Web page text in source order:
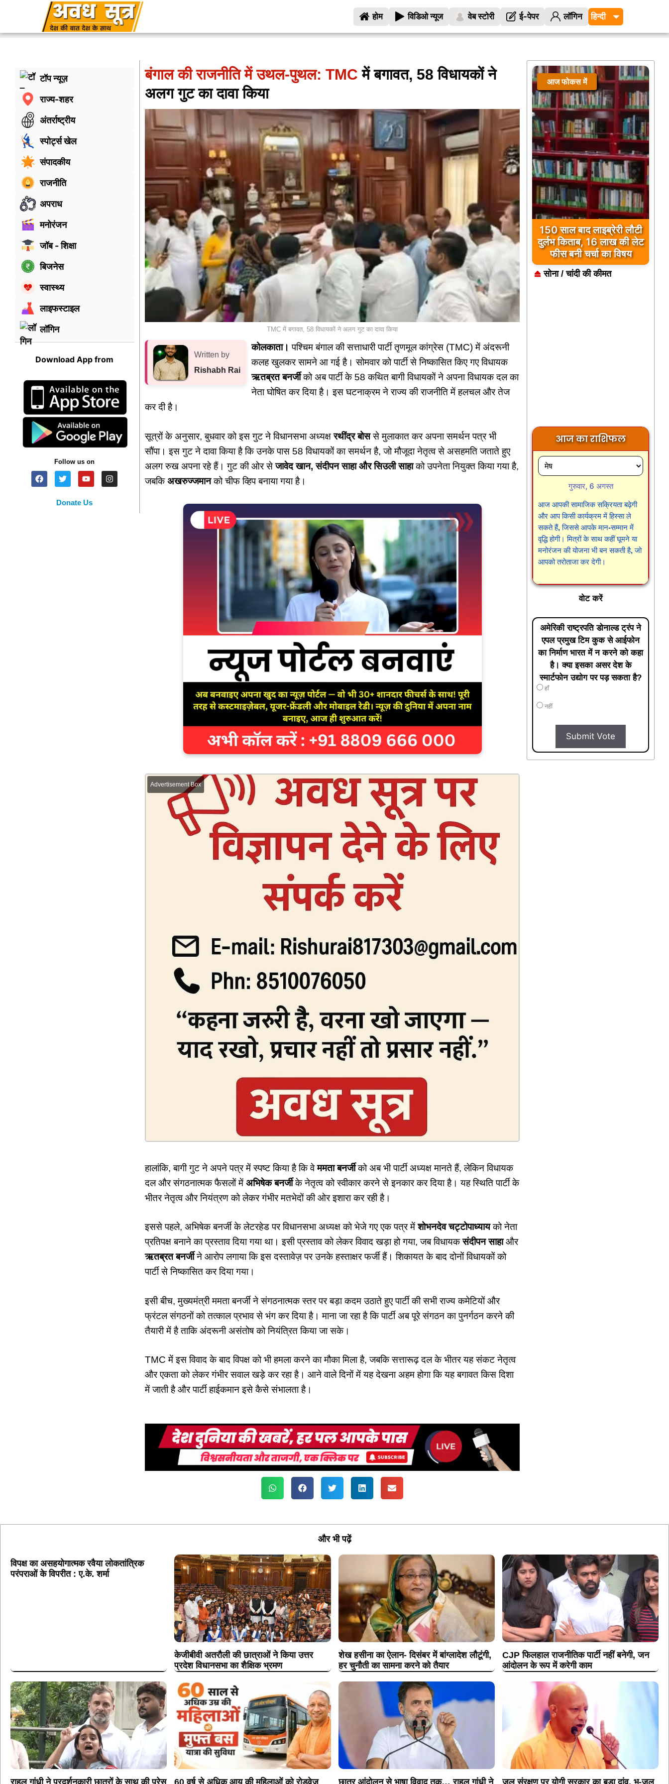
होम विडिओ न्यूज वेब स्टोरी ई-पेपर लॉगिन
टॉप न्यूज़
राज्य-शहर
अंतर्राष्ट्रीय
स्पोर्ट्स खेल
संपादकीय
राजनीति
अपराध
मनोरंजन
जॉब - शिक्षा
बिजनेस
स्वास्थ्य
लाइफस्टाइल
लॉगिन
Download App from
Follow us on
Donate Us
बंगाल की राजनीति में उथल-पुथल: TMC में बगावत, 58 विधायकों ने
अलग गुट का दावा किया
TMC में बगावत, 58 विधायकों ने अलग गुट का दावा किया
Written by
Rishabh Rai
कोलकाता। पश्चिम बंगाल की सत्ताधारी पार्टी तृणमूल कांग्रेस (TMC) में अंदरूनी
कलह खुलकर सामने आ गई है। सोमवार को पार्टी से निष्कासित किए गए विधायक
ऋतब्रत बनर्जीको अब पार्टी के 58 कथित बागी विधायकों ने अपना विधायक दल का
नेता घोषित कर दिया है। इस घटनाक्रम ने राज्य की राजनीति में हलचल और तेज
कर दी है।
सूत्रों के अनुसार, बुधवार को इस गुट ने विधानसभा अध्यक्षरथींद्र बोससे मुलाकात कर अपना समर्थन पत्र भी
सौंपा। इस गुट ने दावा किया है कि उनके पास 58 विधायकों का समर्थन है, जो मौजूदा नेतृत्व से असहमति जताते हुए
अलग रुख अपना रहे हैं। गुट की ओर सेजावेद खान, संदीपन साहा और सिउली साहाको उपनेता नियुक्त किया गया है,
जबकिअखरुज्जमानको चीफ व्हिप बनाया गया है।
Advertisement Box
हालांकि, बागी गुट ने अपने पत्र में स्पष्ट किया है कि वेममता बनर्जीको अब भी पार्टी अध्यक्ष मानते हैं, लेकिन विधायक
दल और संगठनात्मक फैसलों में अभिषेक बनर्जीके नेतृत्व को स्वीकार करने से इनकार कर दिया है। यह स्थिति पार्टी के
भीतर नेतृत्व और नियंत्रण को लेकर गंभीर मतभेदों की ओर इशारा कर रही है।
इससे पहले, अभिषेक बनर्जी के लेटरहेड पर विधानसभा अध्यक्ष को भेजे गए एक पत्र मेंशोभनदेव चट्टोपाध्यायको नेता
प्रतिपक्ष बनाने का प्रस्ताव दिया गया था। इसी प्रस्ताव को लेकर विवाद खड़ा हो गया, जब विधायकसंदीपन साहाऔर
ऋतब्रत बनर्जीने आरोप लगाया कि इस दस्तावेज़ पर उनके हस्ताक्षर फर्जी हैं। शिकायत के बाद दोनों विधायकों को
पार्टी से निष्कासित कर दिया गया।
इसी बीच, मुख्यमंत्री ममता बनर्जी ने संगठनात्मक स्तर पर बड़ा कदम उठाते हुए पार्टी की सभी राज्य कमेटियों और
फ्रंटल संगठनों को तत्काल प्रभाव से भंग कर दिया है। माना जा रहा है कि पार्टी अब पूरे संगठन का पुनर्गठन करने की
तैयारी में है ताकि अंदरूनी असंतोष को नियंत्रित किया जा सके।
TMC में इस विवाद के बाद विपक्ष को भी हमला करने का मौका मिला है, जबकि सत्तारूढ़ दल के भीतर यह संकट नेतृत्व
और एकता को लेकर गंभीर सवाल खड़े कर रहा है। आने वाले दिनों में यह देखना अहम होगा कि यह बगावत किस दिशा
में जाती है और पार्टी हाईकमान इसे कैसे संभालता है।
आज फोकस में
150 साल बाद लाइब्रेरी लौटी
दुर्लभ किताब, 16 लाख की लेट
फीस बनी चर्चा का विषय
सोना / चांदी की कीमत
आज का राशिफल
गुरुवार, 6 अगस्त
आज आपकी सामाजिक सक्रियता बढ़ेगी
और आप किसी कार्यक्रम में हिस्सा ले
सकते हैं, जिससे आपके मान-सम्मान में
वृद्धि होगी। मित्रों के साथ कहीं घूमने या
मनोरंजन की योजना भी बन सकती है, जो
आपको तरोताजा कर देगी।
वोट करें
अमेरिकी राष्ट्रपति डोनाल्ड ट्रंप ने
एपल प्रमुख टिम कुक से आईफोन
का निर्माण भारत में न करने को कहा
है। क्या इसका असर देश के
स्मार्टफोन उद्योग पर पड़ सकता है?
हाँ
नहीं
Submit Vote
और भी पढ़ें
विपक्ष का असहयोगात्मक रवैया लोकतांत्रिक
परंपराओं के विपरीत : ए.के. शर्मा
केजीबीवी अतरौली की छात्राओं ने किया उत्तर
प्रदेश विधानसभा का शैक्षिक भ्रमण
शेख हसीना का ऐलान- दिसंबर में बांग्लादेश लौटूंगी,
हर चुनौती का सामना करने को तैयार
CJP फिलहाल राजनीतिक पार्टी नहीं बनेगी, जन
आंदोलन के रूप में करेगी काम
राहुल गांधी ने प्रदर्शनकारी छात्रों के साथ की प्रेस 60 वर्ष से अधिक आयु की महिलाओं को रोडवेज छात्र आंदोलन से भाषा विवाद तक… राहुल गांधी ने जल संरक्षण पर योगी सरकार का बड़ा दांव, भू-जल